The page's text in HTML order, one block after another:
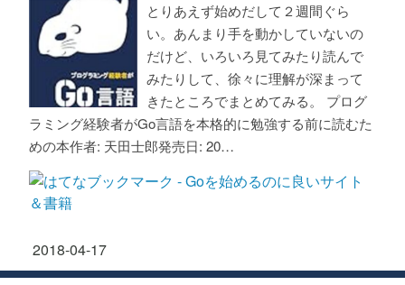
とりあえず始めだして２週間ぐら
い。あんまり手を動かしていないの
だけど、いろいろ見てみたり読んで
みたりして、徐々に理解が深まって
きたところでまとめてみる。 プログ
ラミング経験者がGo言語を本格的に勉強する前に読むた
めの本作者: 天田士郎発売日: 20…
2018-04-17